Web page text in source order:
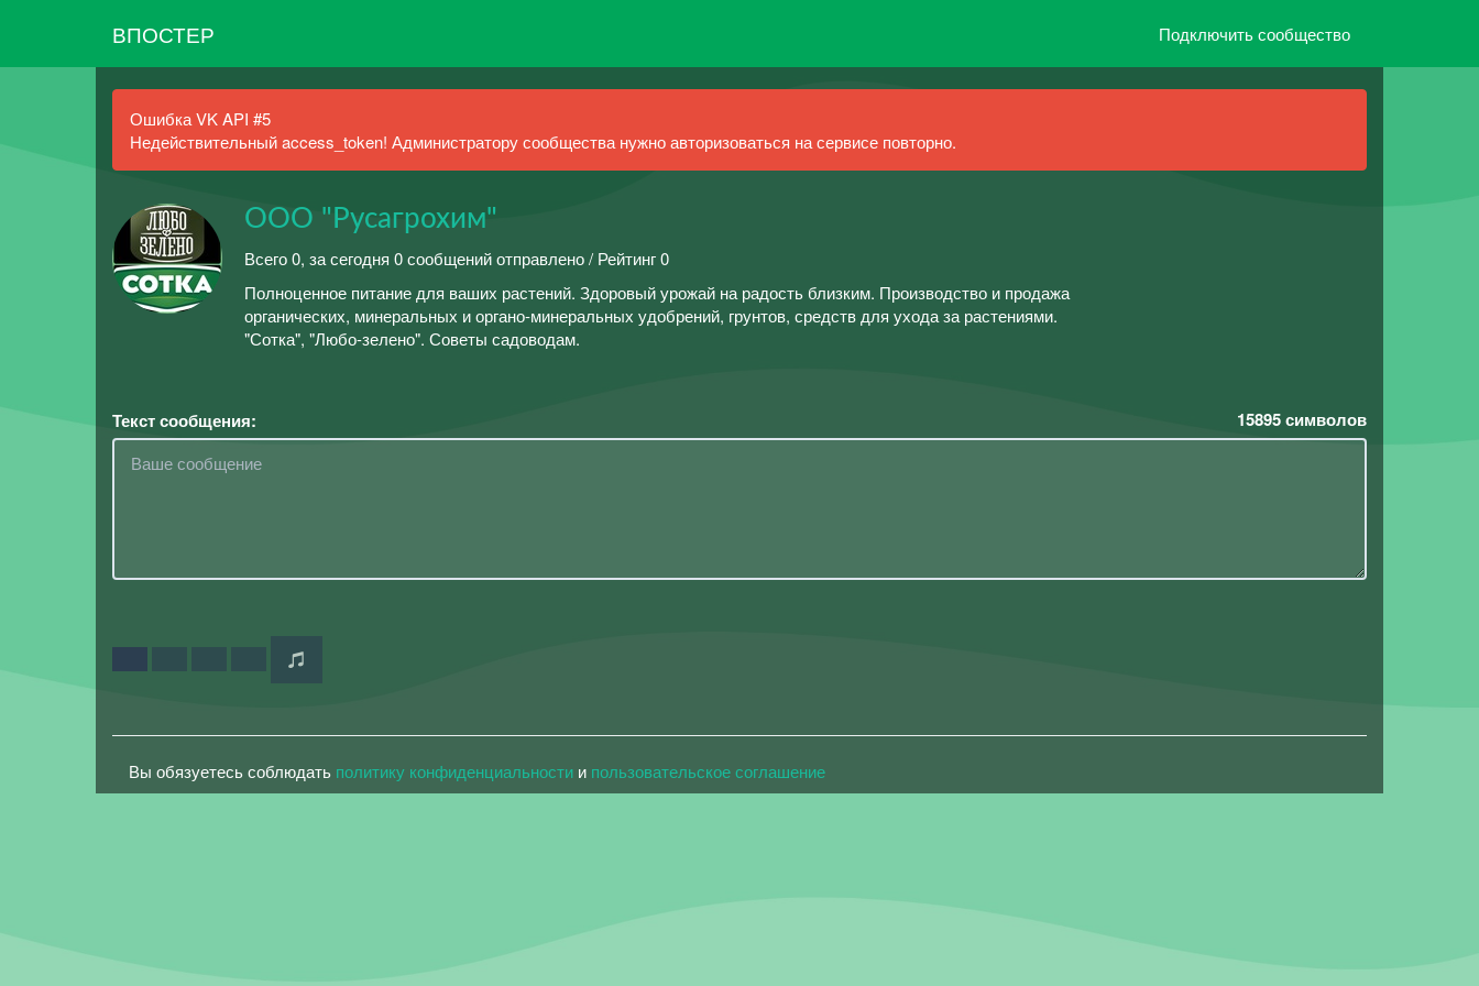
ВПОСТЕР Подключить сообщество
Ошибка VK API #5
Недействительный access_token! Администратору сообщества нужно авторизоваться на сервисе повторно.
ООО "Русагрохим"
Всего 0, за сегодня 0 сообщений отправлено / Рейтинг 0
Полноценное питание для ваших растений. Здоровый урожай на радость близким. Производство и продажа
органических, минеральных и органо-минеральных удобрений, грунтов, средств для ухода за растениями.
"Сотка", "Любо-зелено". Советы садоводам.
Текст сообщения: 15895символов
Вы обязуетесь соблюдать политику конфиденциальности и пользовательское соглашение